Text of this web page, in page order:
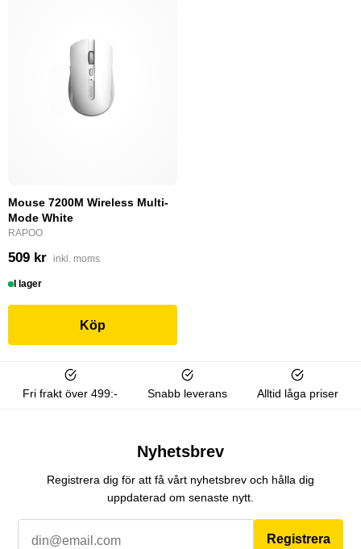
Mouse 7200M Wireless Multi-
Mode White
RAPOO
509 kr inkl. moms
I lager
Köp
Fri frakt över 499:- Snabb leverans Alltid låga priser
Nyhetsbrev
Registrera dig för att få vårt nyhetsbrev och hålla dig
uppdaterad om senaste nytt.
Registrera